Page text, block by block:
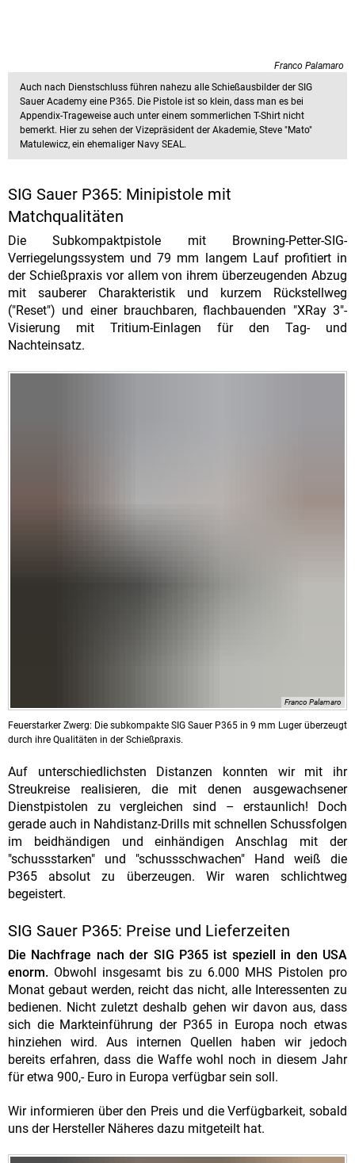
Franco Palamaro
Auch nach Dienstschluss führen nahezu alle Schießausbilder der SIG
Sauer Academy eine P365. Die Pistole ist so klein, dass man es bei
Appendix-Trageweise auch unter einem sommerlichen T-Shirt nicht
bemerkt. Hier zu sehen der Vizepräsident der Akademie, Steve "Mato"
Matulewicz, ein ehemaliger Navy SEAL.
SIG Sauer P365: Minipistole mit
Matchqualitäten
Die Subkompaktpistole mit Browning-Petter-SIG-
Verriegelungssystem und 79 mm langem Lauf profitiert in
der Schießpraxis vor allem von ihrem überzeugenden Abzug
mit sauberer Charakteristik und kurzem Rückstellweg
("Reset") und einer brauchbaren, flachbauenden "XRay 3"-
Visierung mit Tritium-Einlagen für den Tag- und
Nachteinsatz.
Franco Palamaro
Feuerstarker Zwerg: Die subkompakte SIG Sauer P365 in 9 mm Luger überzeugt
durch ihre Qualitäten in der Schießpraxis.
Auf unterschiedlichsten Distanzen konnten wir mit ihr
Streukreise realisieren, die mit denen ausgewachsener
Dienstpistolen zu vergleichen sind – erstaunlich! Doch
gerade auch in Nahdistanz-Drills mit schnellen Schussfolgen
im beidhändigen und einhändigen Anschlag mit der
"schussstarken" und "schussschwachen" Hand weiß die
P365 absolut zu überzeugen. Wir waren schlichtweg
begeistert.
SIG Sauer P365: Preise und Lieferzeiten
Die Nachfrage nach der SIG P365 ist speziell in den USA
enorm. Obwohl insgesamt bis zu 6.000 MHS Pistolen pro
Monat gebaut werden, reicht das nicht, alle Interessenten zu
bedienen. Nicht zuletzt deshalb gehen wir davon aus, dass
sich die Markteinführung der P365 in Europa noch etwas
hinziehen wird. Aus internen Quellen haben wir jedoch
bereits erfahren, dass die Waffe wohl noch in diesem Jahr
für etwa 900,- Euro in Europa verfügbar sein soll.
Wir informieren über den Preis und die Verfügbarkeit, sobald
uns der Hersteller Näheres dazu mitgeteilt hat.